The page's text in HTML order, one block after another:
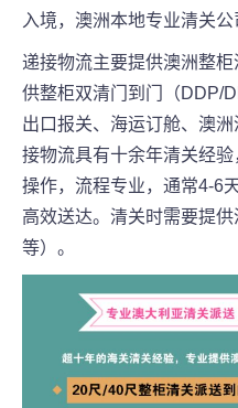
入境，澳洲本地专业清关公
递接物流主要提供澳洲整
供整柜双清门到门（DDP/
出口报关、海运订舱、澳
接物流具有十余年清关经
操作，流程专业，通常4-6
高效送达。清关时需要提
等）。